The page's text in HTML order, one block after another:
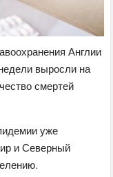
Англии
выросли на
смертей
уже
и Северный